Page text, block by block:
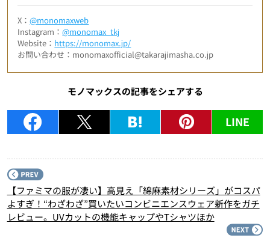
X：@monomaxweb
Instagram：@monomax_tkj
Website： https://monomax.jp/
お問い合わせ：monomaxofficial@takarajimasha.co.jp
モノマックスの記事をシェアする
LINE
【ファミマの服が凄い】高見え「綿麻素材シリーズ」がコスパ
よすぎ！“わざわざ”買いたいコンビニエンスウェア新作をガチ
レビュー。UVカットの機能キャップやTシャツほか